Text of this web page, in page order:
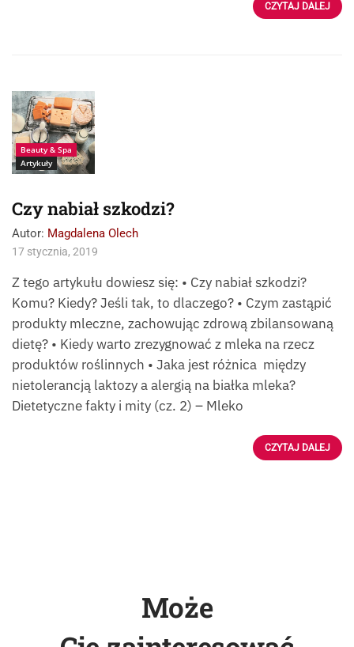
CZYTAJ DALEJ
Beauty & Spa
Artykuły
Czy nabiał szkodzi?
Autor: Magdalena Olech
17 stycznia, 2019
Z tego artykułu dowiesz się: • Czy nabiał szkodzi?
Komu? Kiedy? Jeśli tak, to dlaczego? • Czym zastąpić
produkty mleczne, zachowując zdrową zbilansowaną
dietę? • Kiedy warto zrezygnować z mleka na rzecz
produktów roślinnych • Jaka jest różnica między
nietolerancją laktozy a alergią na białka mleka?
Dietetyczne fakty i mity (cz. 2) – Mleko
CZYTAJ DALEJ
Może